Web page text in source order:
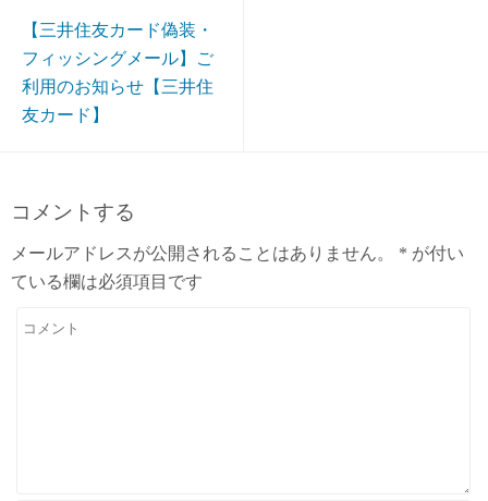
【三井住友カード偽装・
フィッシングメール】ご
利用のお知らせ【三井住
友カード】
コメントする
メールアドレスが公開されることはありません。 * が付い
ている欄は必須項目です